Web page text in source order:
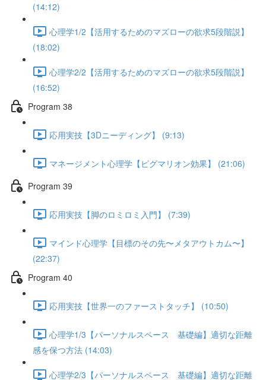
(14:12)
心理学1/2【活用するためのマズローの欲求5段階説】
(18:02)
心理学2/2【活用するためのマズローの欲求5段階説】
(16:52)
Program 38
応用実技【3Dニーディング】 (9:13)
マネージメント心理学【ピグマリオン効果】 (21:06)
Program 39
応用実技【脚のロミロミ入門】 (7:39)
マインド心理学【目標のその先〜メタアウトカム〜】
(22:37)
Program 40
応用実技【世界一のファーストタッチ】 (10:50)
心理学1/3【パーソナルスペース 基礎編】適切な距離
感を保つ方法 (14:03)
心理学2/3【パーソナルスペース 基礎編】適切な距離